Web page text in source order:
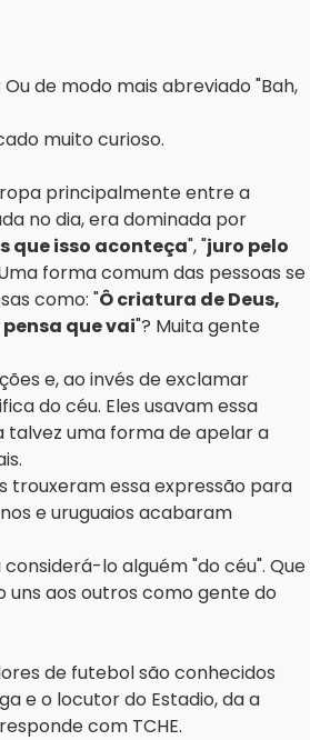
de modo mais abreviado "Bah,
muito curioso.
principalmente entre a
no dia, era dominada por
que isso aconteça", "juro pelo
forma comum das pessoas se
como: "Ô criatura de Deus,
que vai"? Muita gente
e, ao invés de exclamar
do céu. Eles usavam essa
talvez uma forma de apelar a
trouxeram essa expressão para
e uruguaios acabaram
lo alguém "do céu". Que
uns aos outros como gente do
de futebol são conhecidos
e o locutor do Estadio, da a
com TCHE.